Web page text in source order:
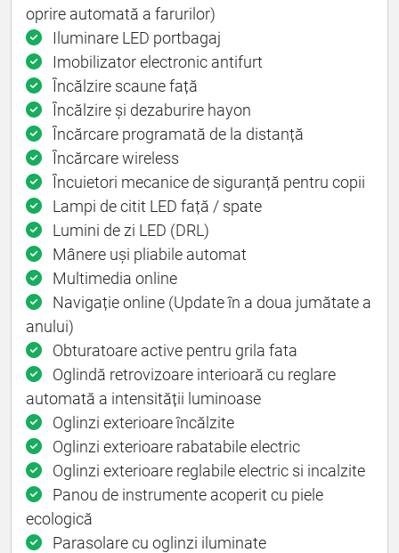
oprire automată a farurilor)
Iluminare LED portbagaj
Imobilizator electronic antifurt
Încălzire scaune față
Încălzire și dezaburire hayon
Încărcare programată de la distanță
Încărcare wireless
Încuietori mecanice de siguranță pentru copii
Lampi de citit LED față / spate
Lumini de zi LED (DRL)
Mânere uși pliabile automat
Multimedia online
Navigație online (Update în a doua jumătate a
anului)
Obturatoare active pentru grila fata
Oglindă retrovizoare interioară cu reglare
automată a intensității luminoase
Oglinzi exterioare încălzite
Oglinzi exterioare rabatabile electric
Oglinzi exterioare reglabile electric si incalzite
Panou de instrumente acoperit cu piele
ecologică
Parasolare cu oglinzi iluminate